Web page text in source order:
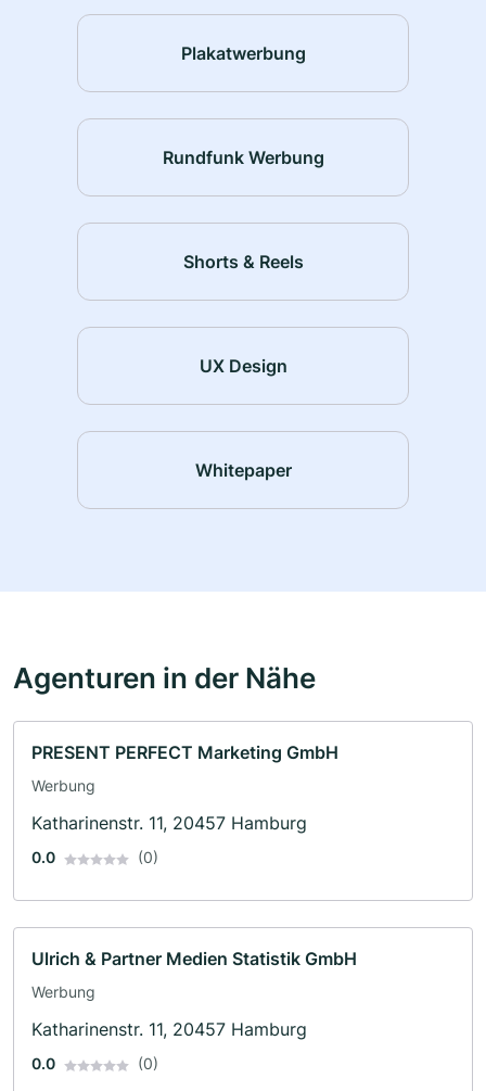
Plakatwerbung
Rundfunk Werbung
Shorts & Reels
UX Design
Whitepaper
Agenturen in der Nähe
PRESENT PERFECT Marketing GmbH
Werbung
Katharinenstr. 11, 20457 Hamburg
0.0 (0)
Ulrich & Partner Medien Statistik GmbH
Werbung
Katharinenstr. 11, 20457 Hamburg
0.0 (0)